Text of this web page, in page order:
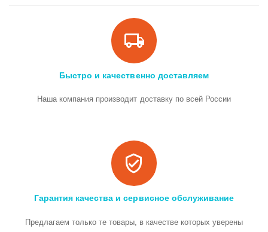
Быстро и качественно доставляем
Наша компания производит доставку по всей России
Гарантия качества и сервисное обслуживание
Предлагаем только те товары, в качестве которых уверены